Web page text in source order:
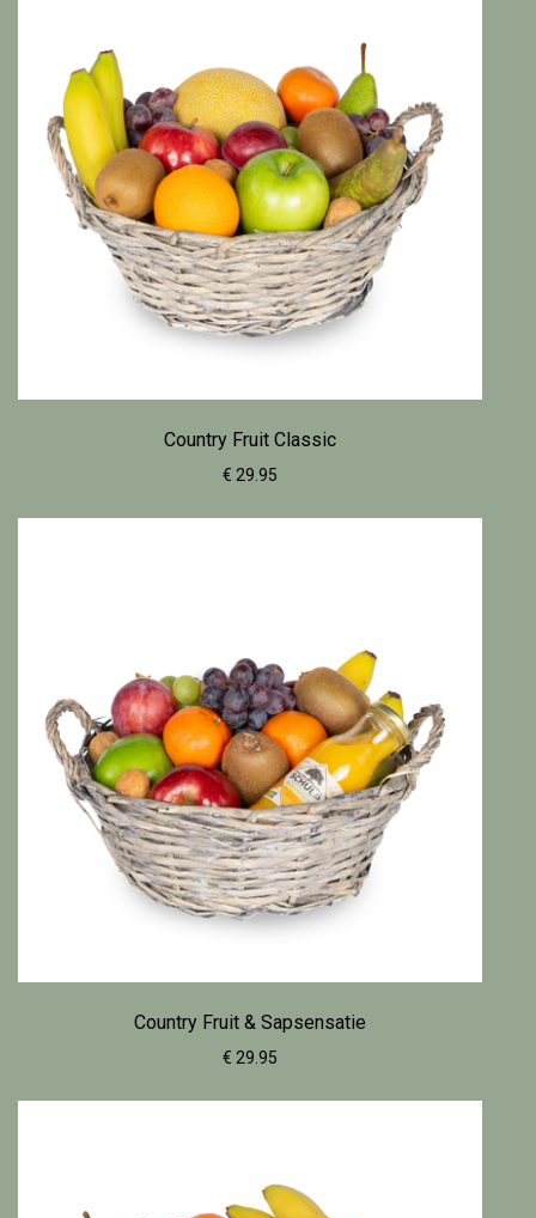
Country Fruit Classic
€ 29.95
Country Fruit & Sapsensatie
€ 29.95